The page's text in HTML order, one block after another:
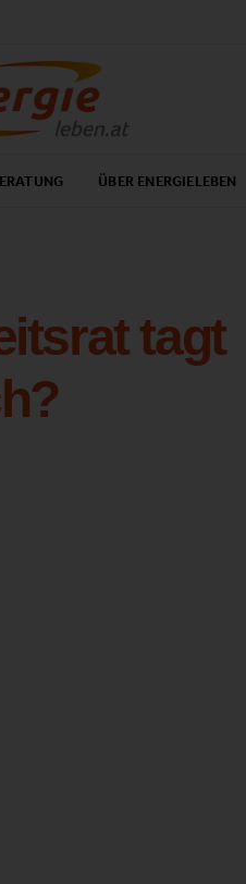
ÜBER ENERGIELEBEN
tagt